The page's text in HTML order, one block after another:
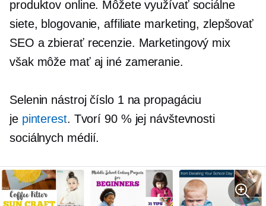
produktov online. Môžete využívať sociálne
siete, blogovanie, affiliate marketing, zlepšovať
SEO a zbierať recenzie. Marketingový mix
však môže mať aj iné zameranie.
Selenin nástroj číslo 1 na propagáciu
je pinterest. Tvorí 90 % jej návštevnosti
sociálnych médií.